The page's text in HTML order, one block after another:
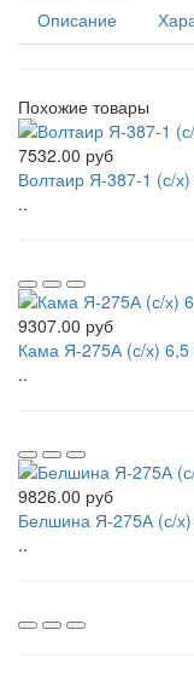
Описание
Похожие товары
7532.00 руб
Волтаир Я-387-1 (с/
..
9307.00 руб
Кама Я-275А (с/х) 6,5
..
9826.00 руб
Белшина Я-275А (с/
..